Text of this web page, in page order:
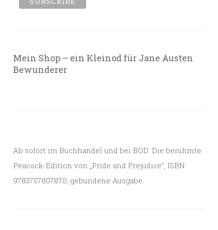
Mein Shop – ein Kleinod für Jane Austen
Bewunderer
Ab sofort im Buchhandel und bei BOD: Die berühmte
Peacock-Edition von „Pride and Prejudice”, ISBN:
9783757807870, gebundene Ausgabe.